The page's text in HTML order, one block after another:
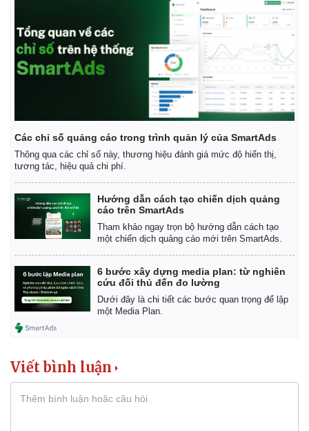
Bóng đá
Lịch thi đấu bóng đá
Thế giới thể thao
eSports
Ô tô - Xe máy
Ô tô
Xe máy
Tư vấn
Các chỉ số quảng cáo trong trình quản lý của SmartAds
Thông qua các chỉ số này, thương hiệu đánh giá mức độ hiển thị,
tương tác, hiệu quả chi phí.
Hướng dẫn cách tạo chiến dịch quảng
cáo trên SmartAds
Tham khảo ngay trọn bộ hướng dẫn cách tạo
một chiến dịch quảng cáo mới trên SmartAds.
6 bước xây dựng media plan: từ nghiên
cứu đối thủ đến đo lường
Dưới đây là chi tiết các bước quan trọng để lập
một Media Plan.
Viết bình luận